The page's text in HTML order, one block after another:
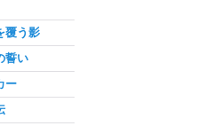
覆う影
誓い
ー